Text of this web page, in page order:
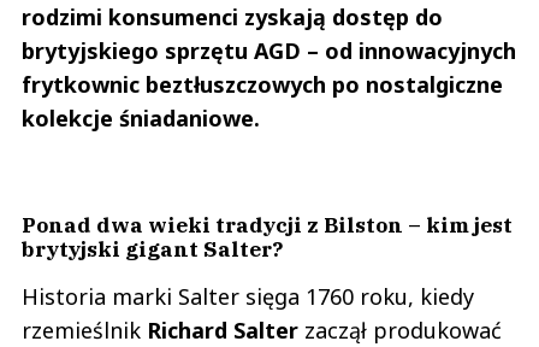
rodzimi konsumenci zyskają dostęp do
brytyjskiego sprzętu AGD – od innowacyjnych
frytkownic beztłuszczowych po nostalgiczne
kolekcje śniadaniowe.
Ponad dwa wieki tradycji z Bilston – kim jest
brytyjski gigant Salter?
Historia marki Salter sięga 1760 roku, kiedy
rzemieślnik Richard Salter zaczął produkować